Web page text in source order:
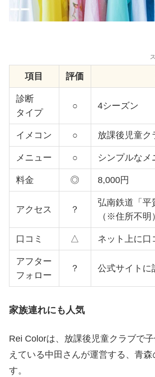
項目 評価
診断
タイプ
○ 4シーズン
イメコン ○ 放課後児童ク
メニュー ○ シンプルなメ
料金 ◎ 8,000円
アクセス ？
弘南鉄道「平
（※住所不明
口コミ △ ネット上に口
アフター
フォロー
？ 公式サイトに
家族連れにも人気
Rei Colorは、放課後児童クラブで
えている中田さんが運営する、青
す。